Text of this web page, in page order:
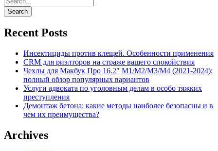
Recent Posts
Инсектициды против клещей. Особенности применения
CRM для риэлторов на страже вашего спокойствия
Чехлы для Макбук Про 16.2″ M1/M2/M3/M4 (2021-2024):
полный обзор популярных вариантов
Услуги адвоката по уголовным делам в особо тяжких
преступления
Демонтаж бетона: какие методы наиболее безопасны и в
чем их преимущества?
Archives